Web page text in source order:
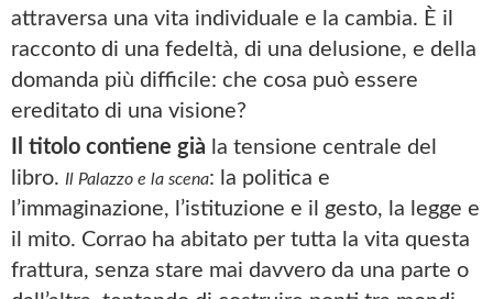
attraversa una vita individuale e la cambia. È il
racconto di una fedeltà, di una delusione, e della
domanda più difficile: che cosa può essere
ereditato di una visione?
Il titolo contiene già la tensione centrale del
libro. Il Palazzo e la scena: la politica e
l’immaginazione, l’istituzione e il gesto, la legge e
il mito. Corrao ha abitato per tutta la vita questa
frattura, senza stare mai davvero da una parte o